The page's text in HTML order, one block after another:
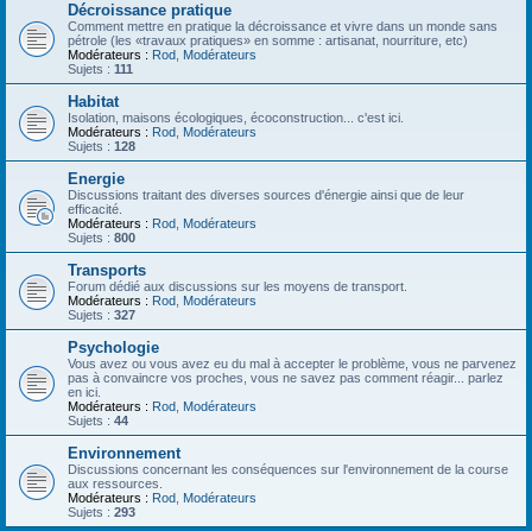
Décroissance pratique
Comment mettre en pratique la décroissance et vivre dans un monde sans
pétrole (les «travaux pratiques» en somme : artisanat, nourriture, etc)
Modérateurs : Rod Modérateurs
Sujets : 111
Habitat
Isolation, maisons écologiques, écoconstruction... c'est ici.
Modérateurs : Rod Modérateurs
Sujets : 128
Energie
Discussions traitant des diverses sources d'énergie ainsi que de leur
efficacité.
Modérateurs : Rod Modérateurs
Sujets : 800
Transports
Forum dédié aux discussions sur les moyens de transport.
Modérateurs : Rod Modérateurs
Sujets : 327
Psychologie
Vous avez ou vous avez eu du mal à accepter le problème, vous ne parvenez
pas à convaincre vos proches, vous ne savez pas comment réagir... parlez
en ici.
Modérateurs : Rod Modérateurs
Sujets : 44
Environnement
Discussions concernant les conséquences sur l'environnement de la course
aux ressources.
Modérateurs : Rod Modérateurs
Sujets : 293